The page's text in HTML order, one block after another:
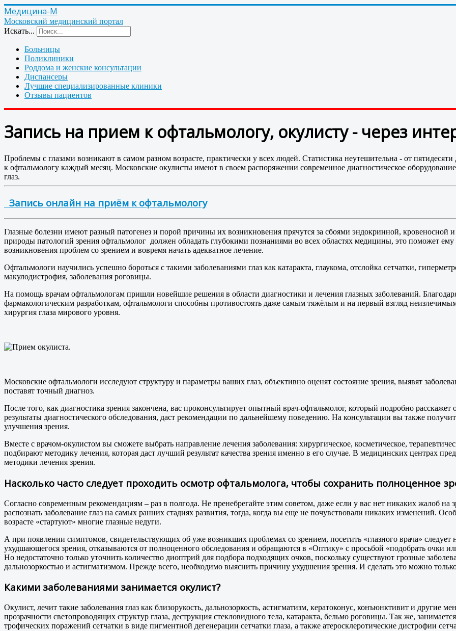
Медицина-М
Московский медицинский портал
Искать...
Больницы
Поликлиники
Роддома и женские консультации
Диспансеры
Лучшие специализированные клиники
Отзывы пациентов
Запись на прием к офтальмологу, окулисту - через
Проблемы с глазами возникают в самом разном возрасте, практически у всех людей. Статистика неутешительна - от
к офтальмологу каждый месяц. Московские окулисты имеют в своем распоряжении современное диагностическое
глаз.
Запись онлайн на приём к офтальмологу
Глазные болезни имеют разный патогенез и порой причины их возникновения прячутся за сбоями эндокринной, кровеносной
природы патологий зрения офтальмолог должен обладать глубокими познаниями во всех областях медицины, это поможет
возникновения проблем со зрением и вовремя начать адекватное лечение.
Офтальмологи научились успешно бороться с такими заболеваниями глаз как катаракта, глаукома, отслойка сетчатки,
макулодистрофия, заболевания роговицы.
На помощь врачам офтальмологам пришли новейшие решения в области диагностики и лечения глазных заболеваний.
фармакологическим разработкам, офтальмологи способны противостоять даже самым тяжёлым и на первый взгляд
хирургия глаза мирового уровня.
Московские офтальмологи исследуют структуру и параметры ваших глаз, объективно оценят состояние зрения, выявят
поставят точный диагноз.
После того, как диагностика зрения закончена, вас проконсультирует опытный врач-офтальмолог, который подробно
результаты диагностического обследования, даст рекомендации по дальнейшему поведению. На консультации вы также
улучшения зрения.
Вместе с врачом-окулистом вы сможете выбрать направление лечения заболевания: хирургическое, косметическое,
подбирают методику лечения, которая даст лучший результат качества зрения именно в его случае. В медицинских центрах
методики лечения зрения.
Насколько часто следует проходить осмотр офтальмолога, чтобы сохранить полноценное
Согласно современным рекомендациям – раз в полгода. Не пренебрегайте этим советом, даже если у вас нет никаких жалоб
распознать заболевание глаз на самых ранних стадиях развития, тогда, когда вы еще не почувствовали никаких изменений.
возрасте «стартуют» многие глазные недуги.
А при появлении симптомов, свидетельствующих об уже возникших проблемах со зрением, посетить «глазного врача»
ухудшающегося зрения, отказываются от полноценного обследования и обращаются в «Оптику» с просьбой «подобрать очки
Но недостаточно только уточнить количество диоптрий для подбора подходящих очков, поскольку существуют грозные
дальнозоркостью и астигматизмом. Прежде всего, необходимо выяснить причину ухудшения зрения. И сделать это можно
Какими заболеваниями занимается окулист?
Окулист, лечит такие заболевания глаз как близорукость, дальнозоркость, астигматизм, кератоконус, конъюнктивит и другие
прозрачности светопроводящих структур глаза, деструкция стекловидного тела, катаракта, бельмо роговицы. Так же,
трофических поражений сетчатки в виде пигментной дегенерации сетчатки глаза, а также атеросклеротические дистрофии